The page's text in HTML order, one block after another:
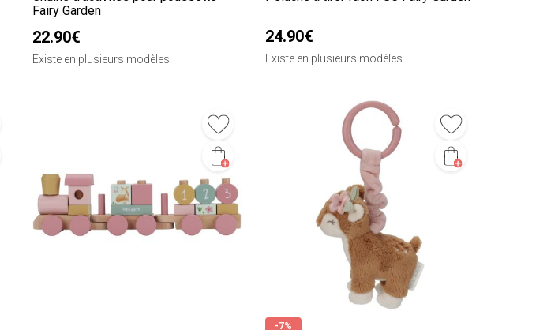
Fairy Garden
22.90€
Existe en plusieurs modèles
24.90€
Existe en plusieurs modèles
-7%